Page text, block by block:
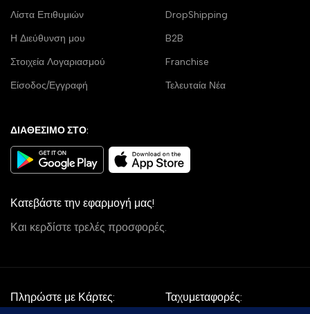
Λίστα Επιθυμιών
Η Διεύθυνση μου
Στοιχεία Λογαριασμού
Είσοδος/Εγγραφή
DropShipping
B2B
Franchise
Τελευταία Νέα
ΔΙΑΘΕΣΙΜΟ ΣΤΟ:
Κατεβάστε την εφαρμογή μας!
Και κερδίστε τρελές προσφορές.
Πληρώστε με Κάρτες: Ταχυμεταφορές: